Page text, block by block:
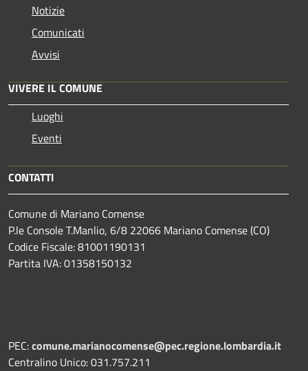
Notizie
Comunicati
Avvisi
VIVERE IL COMUNE
Luoghi
Eventi
CONTATTI
Comune di Mariano Comense
P.le Console T.Manlio, 6/8 22066 Mariano Comense (CO)
Codice Fiscale: 81001190131
Partita IVA: 01358150132
PEC:comune.marianocomense@pec.regione.lombardia.it
Centralino Unico: 031.757.211